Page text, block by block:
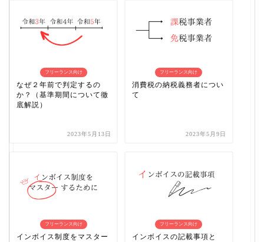
フリーランス向け
なぜ２年前で判定するの
か？（基準期間について徹
底解説）
2023年5月13日
フリーランス向け
消費税の納税義務者につい
て
2023年5月9日
フリーランス向け
インボイス制度をマスター
フリーランス向け
インボイスの記載事項と